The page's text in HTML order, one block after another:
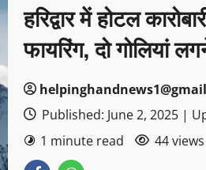
हरिद्वार में होटल
फायरिंग, दो गोलियां
Published: June 2, 2025 |
1 minute read
44 views